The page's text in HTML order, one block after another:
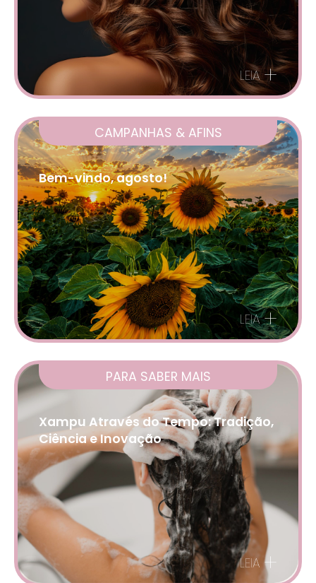
LEIA +
CAMPANHAS & AFINS
Bem-vindo, agosto!
LEIA +
PARA SABER MAIS
Xampu Através do Tempo: Tradição,
Ciência e Inovação
LEIA +